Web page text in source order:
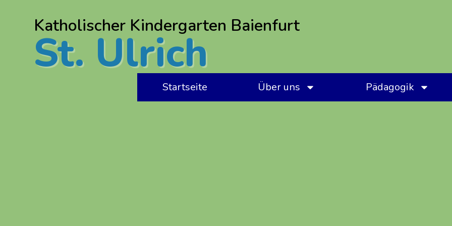
Katholischer Kindergarten Baienfurt
St. Ulrich
Startseite Über uns Pädagogik